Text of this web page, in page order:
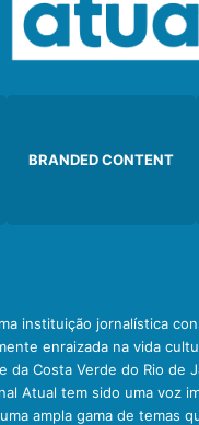
BRANDED CONTENT
instituição jornalística
enraizada na vida
da Costa Verde do Rio de
Atual tem sido uma voz
ampla gama de temas